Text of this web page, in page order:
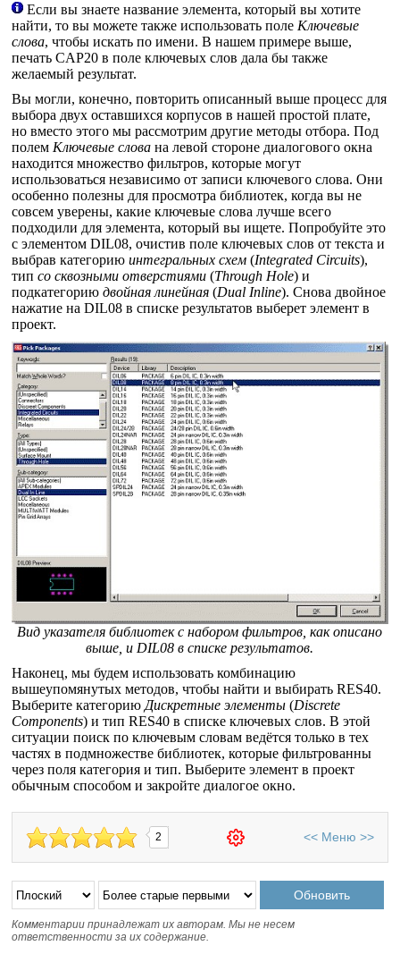
Если вы знаете название элемента, который вы хотите
найти, то вы можете также использовать поле Ключевые
слова, чтобы искать по имени. В нашем примере выше,
печать CAP20 в поле ключевых слов дала бы также
желаемый результат.
Вы могли, конечно, повторить описанный выше процесс для
выбора двух оставшихся корпусов в нашей простой плате,
но вместо этого мы рассмотрим другие методы отбора. Под
полем Ключевые слова на левой стороне диалогового окна
находится множество фильтров, которые могут
использоваться независимо от записи ключевого слова. Они
особенно полезны для просмотра библиотек, когда вы не
совсем уверены, какие ключевые слова лучше всего
подходили для элемента, который вы ищете. Попробуйте это
с элементом DIL08, очистив поле ключевых слов от текста и
выбрав категориюинтегральных схем (Integrated Circuits),
типсо сквозными отверстиями (Through Hole) и
подкатегориюдвойная линейная (Dual Inline). Снова двойное
нажатие на DIL08 в списке результатов выберет элемент в
проект.
Вид указателя библиотек с набором фильтров, как описано
выше, и DIL08 в списке результатов.
Наконец, мы будем использовать комбинацию
вышеупомянутых методов, чтобы найти и выбирать RES40.
Выберите категорию Дискретные элементы (Discrete
Components) и тип RES40 в списке ключевых слов. В этой
ситуации поиск по ключевым словам ведётся только в тех
частях в подмножестве библиотек, которые фильтрованны
через поля категория и тип. Выберите элемент в проект
обычным способом и закройте диалогое окно.
2 << Меню >>
Комментарии принадлежат их авторам. Мы не несем
ответственности за их содержание.